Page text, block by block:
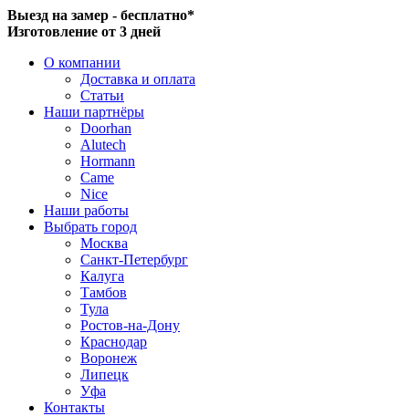
Выезд на замер - бесплатно*
Изготовление от 3 дней
О компании
Доставка и оплата
Статьи
Наши партнёры
Doorhan
Alutech
Hormann
Came
Nice
Наши работы
Выбрать город
Москва
Санкт-Петербург
Калуга
Тамбов
Тула
Ростов-на-Дону
Краснодар
Воронеж
Липецк
Уфа
Контакты